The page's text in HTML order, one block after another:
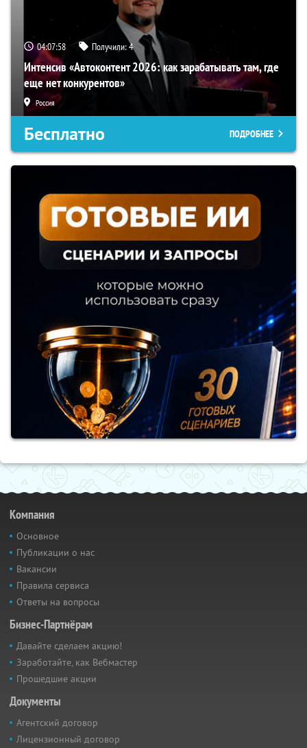
04:07:57 Получили:4
Интенсив «Автоконтент 2026: как зарабатывать там, где
еще нет конкурентов»
Россия
Бесплатно ПОДРОБНЕЕ
Компания
Основное
Публикации о нас
Вакансии
Правила сервиса
Ответы на вопросы
Бизнес-Партнёрам
Давайте сделаем акцию!
Заработайте, как Вебмастер
Прошедшие акции
Документы
Агентский договор
Лицензионный договор